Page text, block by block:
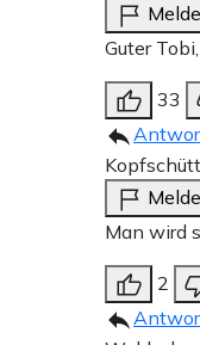
Guter
33
Man wird
2